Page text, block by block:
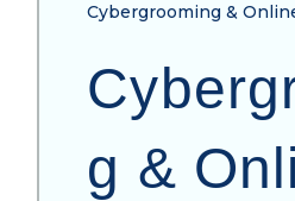
Cybergrooming &
g &